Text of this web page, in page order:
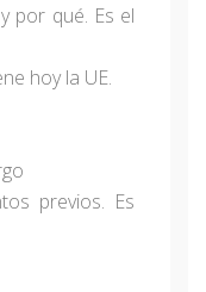
por qué. Es el
hoy la UE.
previos. Es